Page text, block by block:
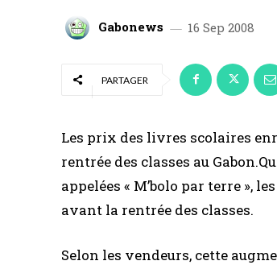
Gabonews 16 Sep 2008
PARTAGER
Les prix des livres scolaires
rentrée des classes au
appelées « M’bolo par terre »,
avant la rentrée des classes.
Selon les vendeurs, cette